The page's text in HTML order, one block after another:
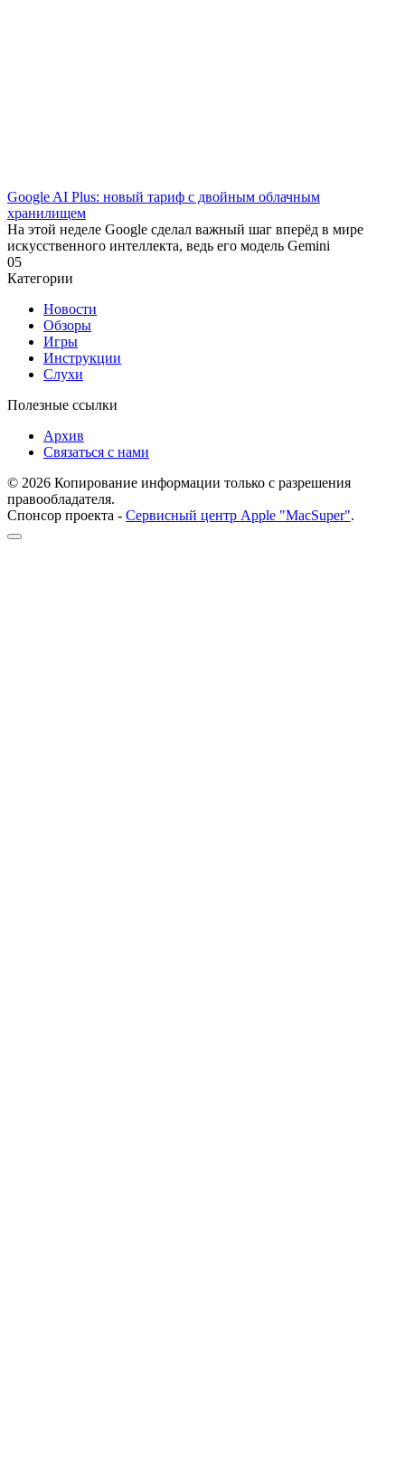
Google AI Plus: новый тариф с двойным облачным
хранилищем
На этой неделе Google сделал важный шаг вперёд в мире
искусственного интеллекта, ведь его модель Gemini
05
Категории
Новости
Обзоры
Игры
Инструкции
Слухи
Полезные ссылки
Архив
Связаться с нами
© 2026 Копирование информации только с разрешения
правообладателя.
Спонсор проекта - Сервисный центр Apple "MacSuper".